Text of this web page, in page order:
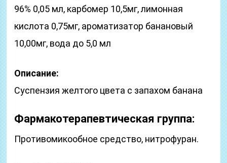
96% 0,05 мл, карбомер 10,5мг, лимонная
кислота 0,75мг, ароматизатор банановый
10,00мг, вода до 5,0 мл
Описание:
Суспензия желтого цвета с запахом банана
Фармакотерапевтическая группа:
Противомикообное средство, нитрофуран.